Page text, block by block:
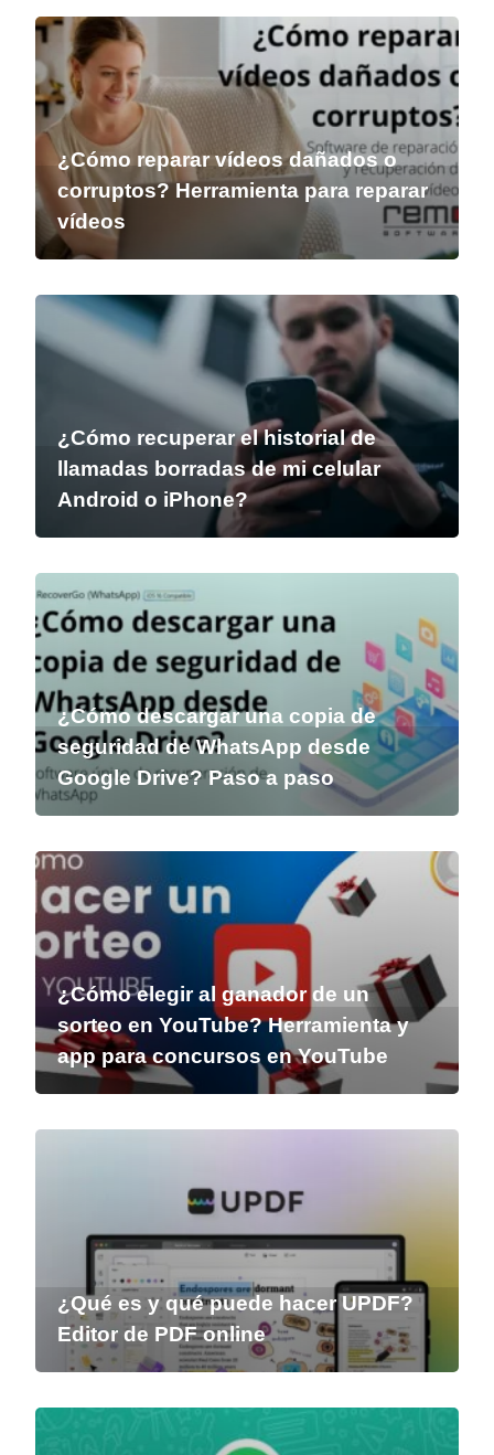
¿Cómo reparar vídeos dañados o
corruptos? Herramienta para reparar
vídeos
¿Cómo recuperar el historial de
llamadas borradas de mi celular
Android o iPhone?
¿Cómo descargar una copia de
seguridad de WhatsApp desde
Google Drive? Paso a paso
¿Cómo elegir al ganador de un
sorteo en YouTube? Herramienta y
app para concursos en YouTube
¿Qué es y qué puede hacer UPDF?
Editor de PDF online